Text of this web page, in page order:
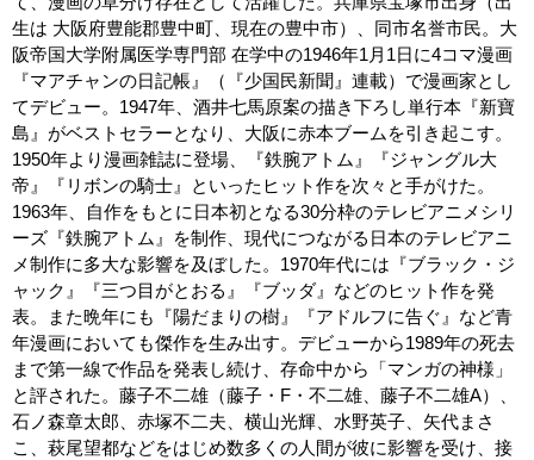
生は 大阪府豊能郡豊中町、現在の豊中市）、同市名誉市民。大
阪帝国大学附属医学専門部 在学中の1946年1月1日に4コマ漫画
『マアチャンの日記帳』（『少国民新聞』連載）で漫画家とし
てデビュー。1947年、酒井七馬原案の描き下ろし単行本『新寶
島』がベストセラーとなり、大阪に赤本ブームを引き起こす。
1950年より漫画雑誌に登場、『鉄腕アトム』『ジャングル大
帝』『リボンの騎士』といったヒット作を次々と手がけた。
1963年、自作をもとに日本初となる30分枠のテレビアニメシリ
ーズ『鉄腕アトム』を制作、現代につながる日本のテレビアニ
メ制作に多大な影響を及ぼした。1970年代には『ブラック・ジ
ャック』『三つ目がとおる』『ブッダ』などのヒット作を発
表。また晩年にも『陽だまりの樹』『アドルフに告ぐ』など青
年漫画においても傑作を生み出す。デビューから1989年の死去
まで第一線で作品を発表し続け、存命中から「マンガの神様」
と評された。藤子不二雄（藤子・F・不二雄、藤子不二雄A）、
石ノ森章太郎、赤塚不二夫、横山光輝、水野英子、矢代まさ
こ、萩尾望都などをはじめ数多くの人間が彼に影響を受け、接